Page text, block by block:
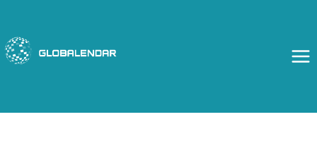
contenuto